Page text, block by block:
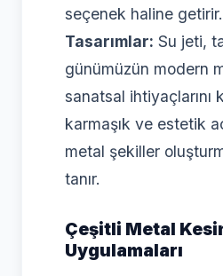
seçenek haline
Tasarımlar: Su jeti,
günümüzün modern
sanatsal ihtiyaçlarını
karmaşık ve estetik
metal şekiller
tanır.
Çeşitli Metal
Uygulamaları